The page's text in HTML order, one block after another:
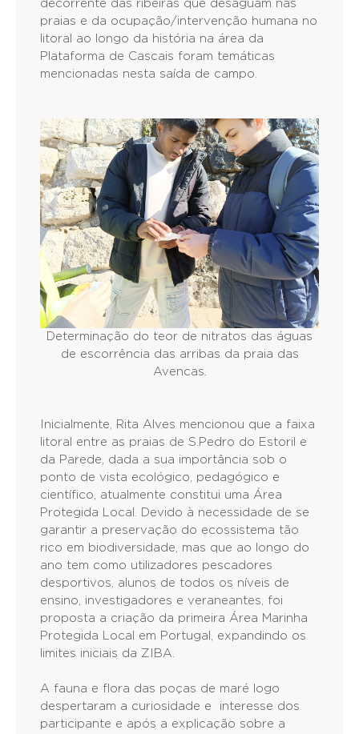
decorrente das ribeiras que desaguam nas
praias e da ocupação/intervenção humana no
litoral ao longo da história na área da
Plataforma de Cascais foram temáticas
mencionadas nesta saída de campo.
Determinação do teor de nitratos das águas
de escorrência das arribas da praia das
Avencas.
Inicialmente, Rita Alves mencionou que a faixa
litoral entre as praias de S.Pedro do Estoril e
da Parede, dada a sua importância sob o
ponto de vista ecológico, pedagógico e
científico, atualmente constitui uma Área
Protegida Local. Devido à necessidade de se
garantir a preservação do ecossistema tão
rico em biodiversidade, mas que ao longo do
ano tem como utilizadores pescadores
desportivos, alunos de todos os níveis de
ensino, investigadores e veraneantes, foi
proposta a criação da primeira Área Marinha
Protegida Local em Portugal, expandindo os
limites iniciais da ZIBA.
A fauna e flora das poças de maré logo
despertaram a curiosidade e interesse dos
participante e após a explicação sobre a